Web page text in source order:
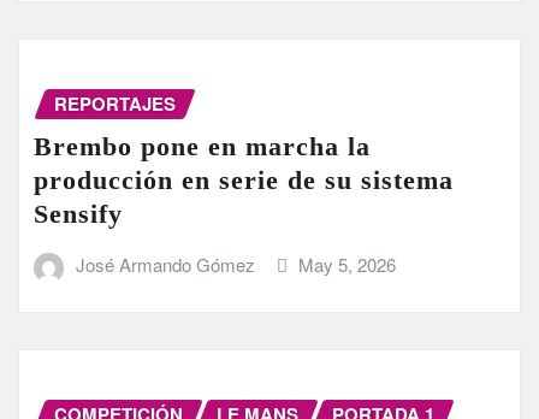
REPORTAJES
Brembo pone en marcha la
producción en serie de su sistema
Sensify
José Armando Gómez May 5, 2026